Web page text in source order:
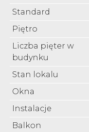
Standard
Piętro
Liczba pięter w
budynku
Stan lokalu
Okna
Instalacje
Balkon